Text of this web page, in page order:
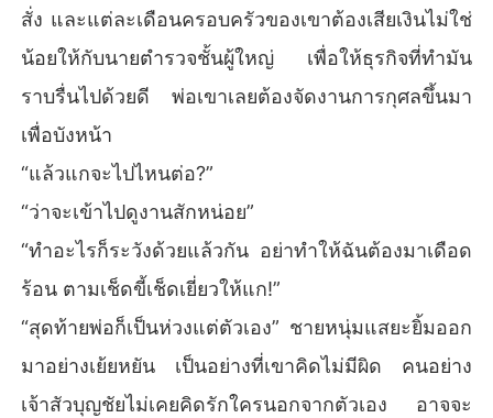
สั่ง และแต่ละเดือนครอบครัวของเขาต้องเสียเงินไม่ใช่
น้อยให้กับนายตำรวจชั้นผู้ใหญ่ เพื่อให้ธุรกิจที่ทำมัน
ราบรื่นไปด้วยดี พ่อเขาเลยต้องจัดงานการกุศลขึ้นมา
เพื่อบังหน้า
“แล้วแกจะไปไหนต่อ?”
“ว่าจะเข้าไปดูงานสักหน่อย”
“ทำอะไรก็ระวังด้วยแล้วกัน อย่าทำให้ฉันต้องมาเดือด
ร้อน ตามเช็ดขี้เช็ดเยี่ยวให้แก!”
“สุดท้ายพ่อก็เป็นห่วงแต่ตัวเอง” ชายหนุ่มแสยะยิ้มออก
มาอย่างเย้ยหยัน เป็นอย่างที่เขาคิดไม่มีผิด คนอย่าง
เจ้าสัวบุญชัยไม่เคยคิดรักใครนอกจากตัวเอง อาจจะ